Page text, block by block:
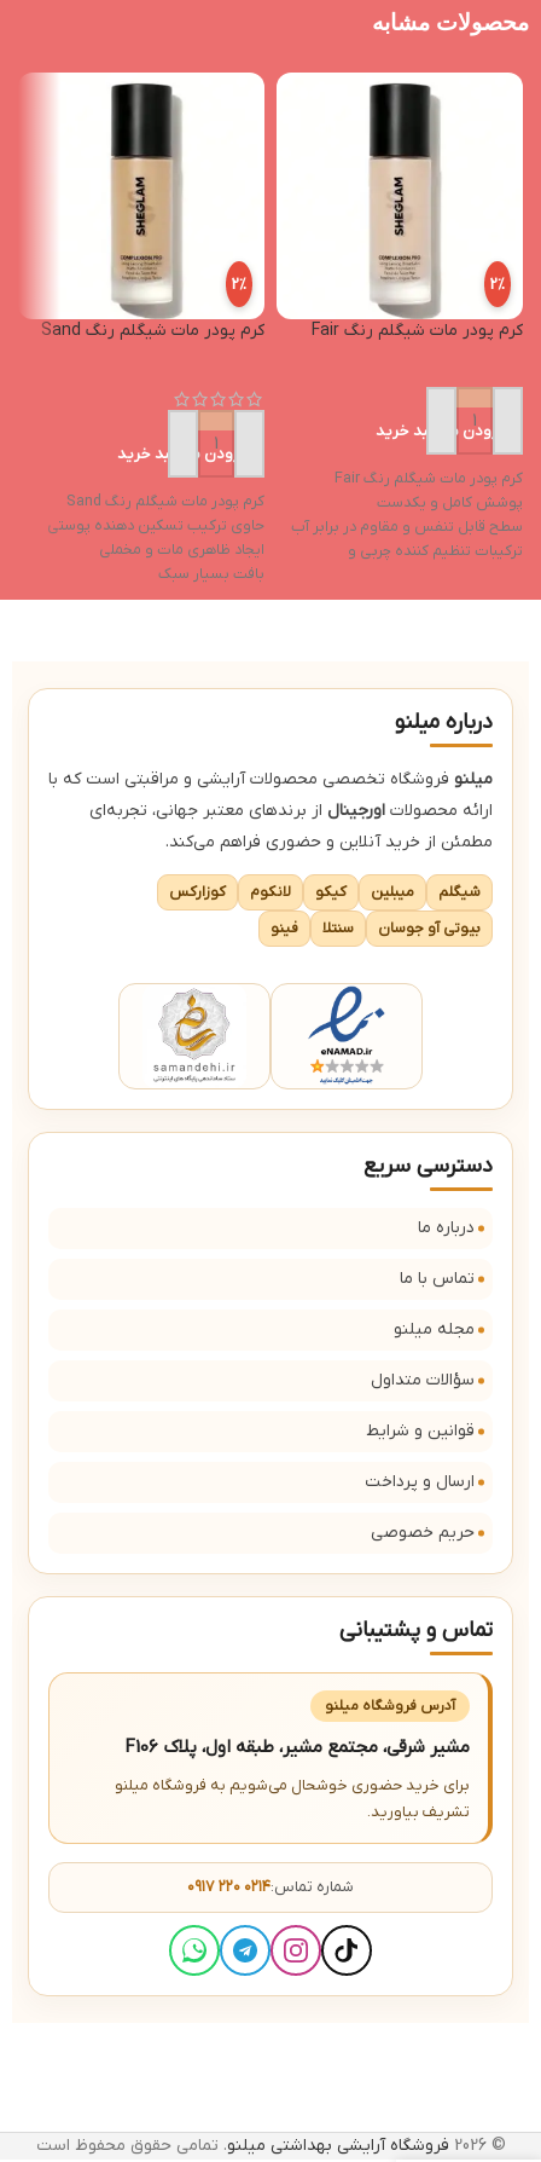
محصولات مشابه
2%
کرم پودر مات شیگلم رنگ Fair
افزودن به سبد خرید
کرم پودر مات شیگلم رنگ Fair
پوشش کامل و یکدست
سطح قابل تنفس و مقاوم در برابر آب
ترکیبات تنظیم کننده چربی و
بدون عطر و مواد حساسیت‌زا
2%
کرم پودر مات شیگلم رنگ Sand
افزودن به سبد خرید
کرم پودر مات شیگلم رنگ Sand
حاوی ترکیب تسکین دهنده پوستی
ایجاد ظاهری مات و مخملی
بافت بسیار سبک
بدون ایجاد حساسیت
درباره میلنو
میلنو فروشگاه تخصصی محصولات آرایشی و مراقبتی است که با
ارائه محصولات اورجینال از برندهای معتبر جهانی، تجربه‌ای
مطمئن از خرید آنلاین و حضوری فراهم می‌کند.
شیگلم میبلین کیکو لانکوم
کوزارکس
بیوتی آو جوسان
سنتلا فینو
دسترسی سریع
درباره ما
تماس با ما
مجله میلنو
سؤالات متداول
قوانین و شرایط
ارسال و پرداخت
حریم خصوصی
تماس و پشتیبانی
آدرس فروشگاه میلنو
مشیر شرقی، مجتمع مشیر، طبقه اول، پلاک F106
برای خرید حضوری خوشحال می‌شویم به فروشگاه میلنو
تشریف بیاورید.
شماره تماس:۰۹۱۷ ۲۲۰ ۰۲۱۴
© 2026 فروشگاه آرایشی بهداشتی میلنو. تمامی حقوق محفوظ است